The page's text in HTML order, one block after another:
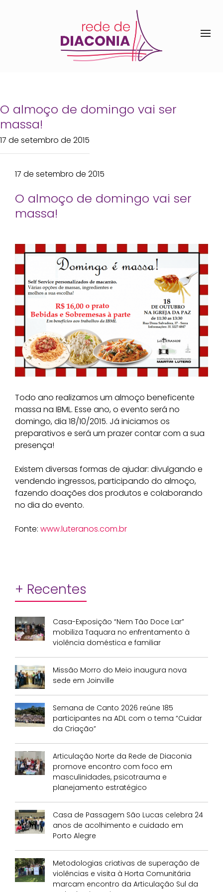
O almoço de domingo vai ser
massa!
17 de setembro de 2015
17 de setembro de 2015
O almoço de domingo vai ser
massa!
Todo ano realizamos um almoço beneficente
massa na IBML. Esse ano, o evento será no
domingo, dia 18/10/2015. Já iniciamos os
preparativos e será um prazer contar com a sua
presença!
Existem diversas formas de ajudar: divulgando e
vendendo ingressos, participando do almoço,
fazendo doações dos produtos e colaborando
no dia do evento.
Fonte: www.luteranos.com.br
+ Recentes
Casa-Exposição “Nem Tão Doce Lar”
mobiliza Taquara no enfrentamento à
violência doméstica e familiar
Missão Morro do Meio inaugura nova
sede em Joinville
Semana de Canto 2026 reúne 185
participantes na ADL com o tema “Cuidar
da Criação”
Articulação Norte da Rede de Diaconia
promove encontro com foco em
masculinidades, psicotrauma e
planejamento estratégico
Casa de Passagem São Lucas celebra 24
anos de acolhimento e cuidado em
Porto Alegre
Metodologias criativas de superação de
violências e visita à Horta Comunitária
marcam encontro da Articulação Sul da